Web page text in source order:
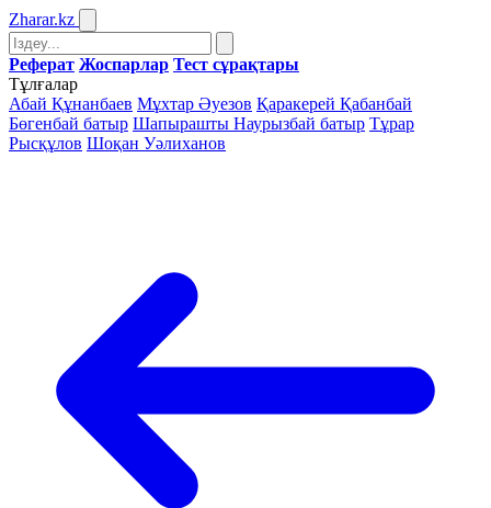
Zharar.kz
Реферат Жоспарлар Тест сұрақтары
Тұлғалар
Абай Құнанбаев Мұхтар Әуезов Қаракерей Қабанбай
Бөгенбай батыр Шапырашты Наурызбай батыр Тұрар
Рысқұлов Шоқан Уәлиханов